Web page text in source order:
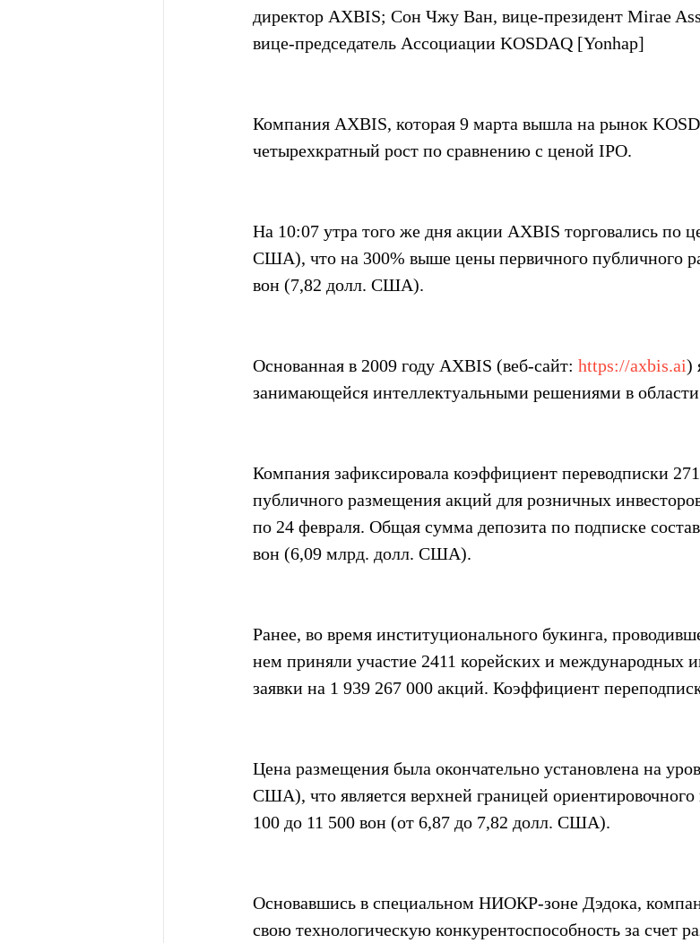
директор AXBIS; Сон Чжу Ван, вице-президент Mirae
вице-председатель Ассоциации KOSDAQ [Yonhap]
Компания AXBIS, которая 9 марта вышла на рынок
четырехкратный рост по сравнению с ценой IPO.
На 10:07 утра того же дня акции AXBIS торговались по
США), что на 300% выше цены первичного публичного
вон (7,82 долл. США).
Основанная в 2009 году AXBIS (веб-сайт: https://axbis.ai)
занимающейся интеллектуальными решениями в
Компания зафиксировала коэффициент переводписки
публичного размещения акций для розничных
по 24 февраля. Общая сумма депозита по подписке
вон (6,09 млрд. долл. США).
Ранее, во время институционального букинга,
нем приняли участие 2411 корейских и международных
заявки на 1 939 267 000 акций. Коэффициент
Цена размещения была окончательно установлена на
США), что является верхней границей ориентировочного
100 до 11 500 вон (от 6,87 до 7,82 долл. США).
Основавшись в специальном НИОКР-зоне Дэдока,
свою технологическую конкурентоспособность за счет